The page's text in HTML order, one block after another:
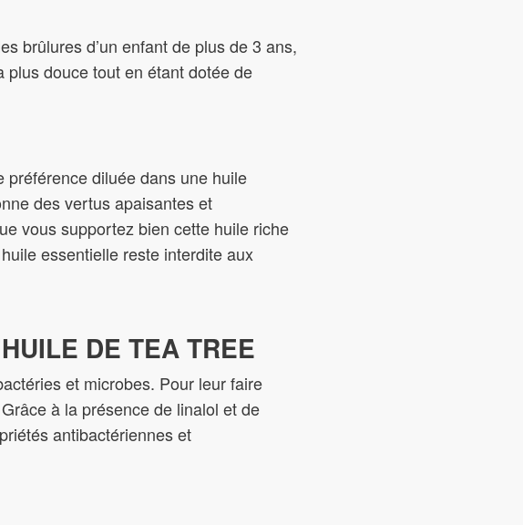
brûlures d’un enfant de plus de 3 ans,
plus douce tout en étant dotée de
préférence diluée dans une huile
des vertus apaisantes et
vous supportez bien cette huile riche
essentielle reste interdite aux
DE TEA TREE
et microbes. Pour leur faire
à la présence de linalol et de
antibactériennes et